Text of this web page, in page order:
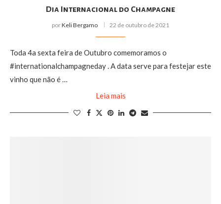
Dia Internacional do Champagne
porKeli Bergamo 22 de outubro de 2021
Toda 4a sexta feira de Outubro comemoramos o
#internationalchampagneday . A data serve para festejar este
vinho que não é …
Leia mais